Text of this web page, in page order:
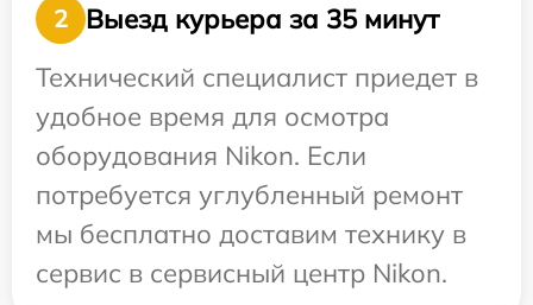
2
Выезд курьера за 35 минут
Технический специалист приедет в
удобное время для осмотра
оборудования Nikon. Если
потребуется углубленный ремонт
мы бесплатно доставим технику в
сервис в сервисный центр Nikon.